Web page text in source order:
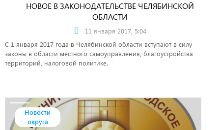
НОВОЕ В ЗАКОНОДАТЕЛЬСТВЕ ЧЕЛЯБИНСКОЙ
ОБЛАСТИ
11 января 2017, 5:04
С 1 января 2017 года в Челябинской области вступают в силу
законы в области местного самоуправления, благоустройства
территорий, налоговой политике.
Новости
округа